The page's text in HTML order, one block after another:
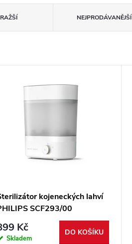
NEJPRODÁVANĚJŠÍ
kojeneckých lahví
SCF293/00
Kč
Skladem
DO KOŠÍKU